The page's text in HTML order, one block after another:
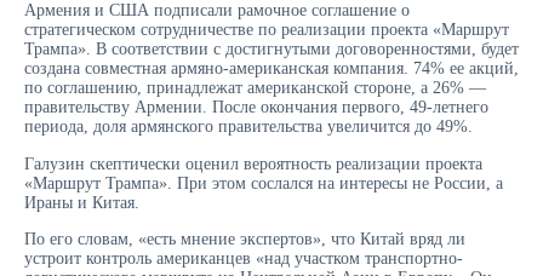
Армения и США подписали рамочное соглашение о
стратегическом сотрудничестве по реализации проекта «Маршрут
Трампа». В соответствии с достигнутыми договоренностями, будет
создана совместная армяно-американская компания. 74% ее акций,
по соглашению, принадлежат американской стороне, а 26% —
правительству Армении. После окончания первого, 49-летнего
периода, доля армянского правительства увеличится до 49%.
Галузин скептически оценил вероятность реализации проекта
«Маршрут Трампа». При этом сослался на интересы не России, а
Ираны и Китая.
По его словам, «есть мнение экспертов», что Китай вряд ли
устроит контроль американцев «над участком транспортно-